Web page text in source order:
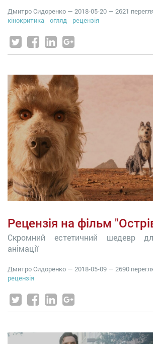
Дмитро Сидоренко — 2018-05-20 — 2621
кінокритика
огляд рецензія
Рецензія на фільм
Скромний естетичний шедевр
анімації
Дмитро Сидоренко — 2018-05-09 — 2690
рецензія